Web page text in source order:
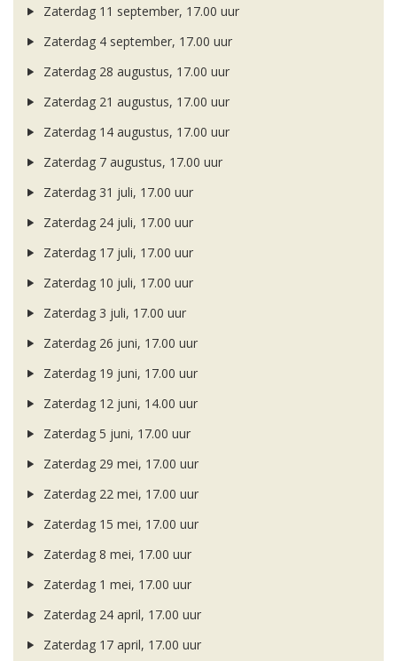
Zaterdag 11 september, 17.00 uur
Zaterdag 4 september, 17.00 uur
Zaterdag 28 augustus, 17.00 uur
Zaterdag 21 augustus, 17.00 uur
Zaterdag 14 augustus, 17.00 uur
Zaterdag 7 augustus, 17.00 uur
Zaterdag 31 juli, 17.00 uur
Zaterdag 24 juli, 17.00 uur
Zaterdag 17 juli, 17.00 uur
Zaterdag 10 juli, 17.00 uur
Zaterdag 3 juli, 17.00 uur
Zaterdag 26 juni, 17.00 uur
Zaterdag 19 juni, 17.00 uur
Zaterdag 12 juni, 14.00 uur
Zaterdag 5 juni, 17.00 uur
Zaterdag 29 mei, 17.00 uur
Zaterdag 22 mei, 17.00 uur
Zaterdag 15 mei, 17.00 uur
Zaterdag 8 mei, 17.00 uur
Zaterdag 1 mei, 17.00 uur
Zaterdag 24 april, 17.00 uur
Zaterdag 17 april, 17.00 uur